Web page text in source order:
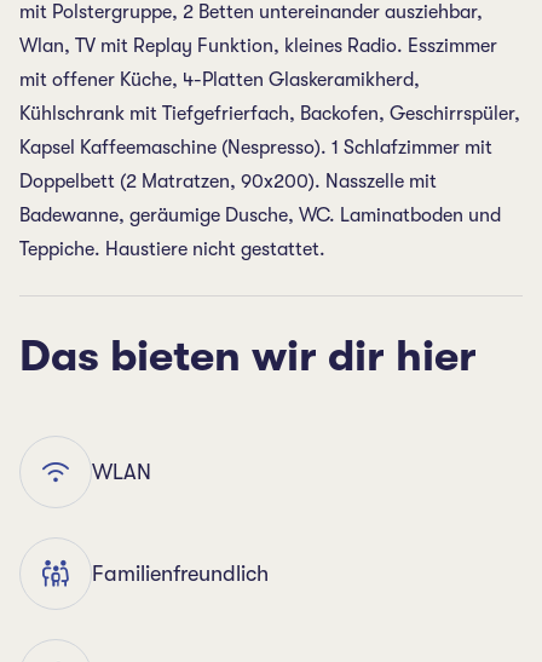
mit Polstergruppe, 2 Betten untereinander ausziehbar,
Wlan, TV mit Replay Funktion, kleines Radio. Esszimmer
mit offener Küche, 4-Platten Glaskeramikherd,
Kühlschrank mit Tiefgefrierfach, Backofen, Geschirrspüler,
Kapsel Kaffeemaschine (Nespresso). 1 Schlafzimmer mit
Doppelbett (2 Matratzen, 90x200). Nasszelle mit
Badewanne, geräumige Dusche, WC. Laminatboden und
Teppiche. Haustiere nicht gestattet.
Das bieten wir dir hier
WLAN
Familienfreundlich